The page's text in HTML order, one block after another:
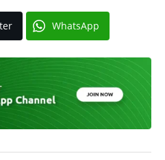
WhatsApp